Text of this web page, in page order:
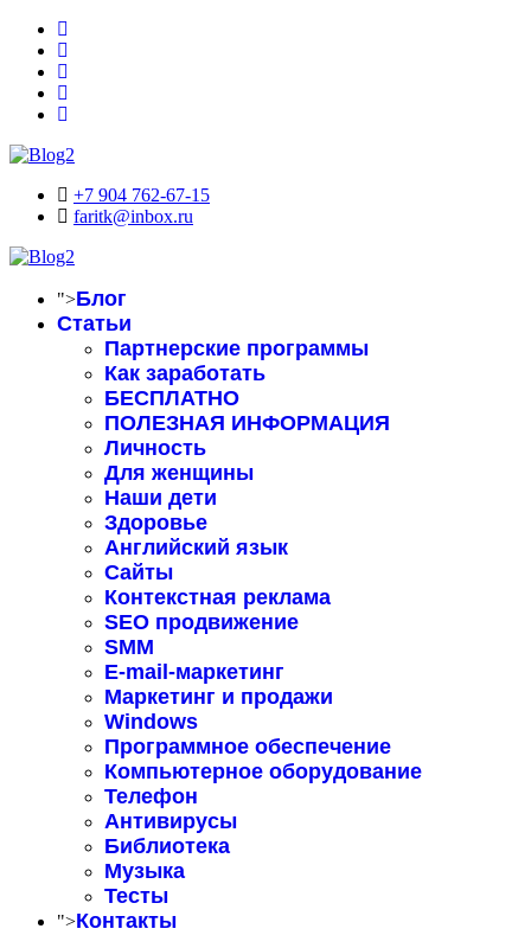
+7 904 762-67-15
faritk@inbox.ru
">Блог
Статьи
Партнерские программы
Как заработать
БЕСПЛАТНО
ПОЛЕЗНАЯ ИНФОРМАЦИЯ
Личность
Для женщины
Наши дети
Здоровье
Английский язык
Сайты
Контекстная реклама
SEO продвижение
SMM
E-mail-маркетинг
Маркетинг и продажи
Windows
Программное обеспечение
Компьютерное оборудование
Телефон
Антивирусы
Библиотека
Музыка
Тесты
">Контакты